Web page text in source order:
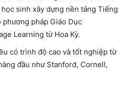
sinh xây dựng nền tảng Tiếng
pháp Giáo Dục
Learning từ Hoa Kỳ.
có trình độ cao và tốt nghiệp từ
đầu như Stanford, Cornell,